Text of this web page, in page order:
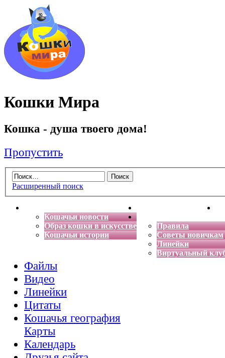
Кошки Мира
Кошка - душа твоего дома!
Пропустить
Расширенный поиск
Кошачьи новости
Образ кошки в искусстве
Кошачьи истории
Энциклопедия кошек
Правила
Советы новичкам
Линейки
Виртуальный
Файлы
Видео
Линейки
Цитаты
Кошачья география
Карты
Календарь